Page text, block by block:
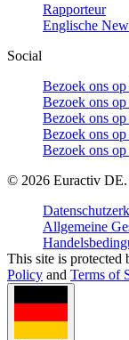
Rapporteur
Englische
Social
Bezoek ons
Bezoek ons
Bezoek ons op
Bezoek ons op
Bezoek ons
© 2026 Euractiv
Allgemeine
This site is
Policy and Terms of